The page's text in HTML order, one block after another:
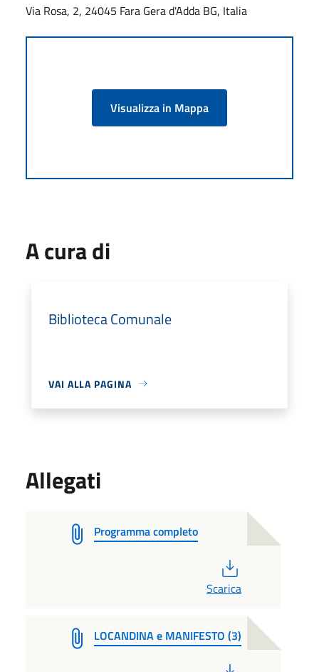
Via Rosa, 2, 24045 Fara Gera d'Adda BG, Italia
Visualizza in Mappa
A cura di
Biblioteca Comunale
VAI ALLA PAGINA
Allegati
Programma completo
Scarica
LOCANDINA e MANIFESTO (3)